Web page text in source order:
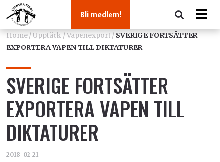
Bli medlem!
Home/Upptäck/Vapenexport/ SVERIGE FORTSÄTTER
EXPORTERA VAPEN TILL DIKTATURER
SVERIGE FORTSÄTTER
EXPORTERA VAPEN TILL
DIKTATURER
2018-02-21